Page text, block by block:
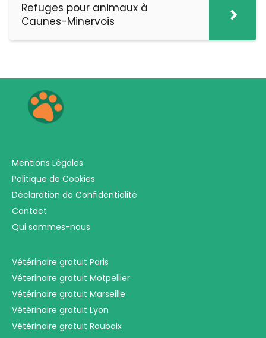
Refuges pour animaux à
Caunes-Minervois
Mentions Légales
Politique de Cookies
Déclaration de Confidentialité
Contact
Qui sommes-nous
Vétérinaire gratuit Paris
Véterinaire gratuit Motpellier
Vétérinaire gratuit Marseille
Vétérinaire gratuit Lyon
Vétérinaire gratuit Roubaix